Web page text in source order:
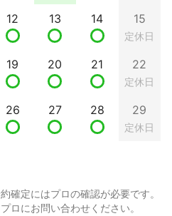
12 13 14 15
定休日
19 20 21 22
定休日
26 27 28 29
定休日
確定にはプロの確認が必要です。
ロにお問い合わせください。